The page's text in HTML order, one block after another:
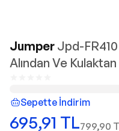
Jumper Jpd-
Alından Ve
Sepette İndirim
695,91 TL799,90